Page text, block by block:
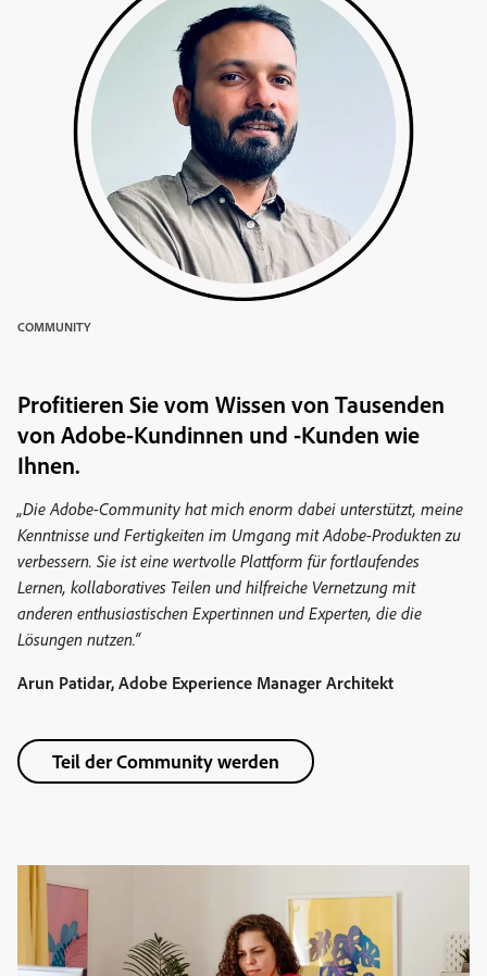
COMMUNITY
Profitieren Sie vom Wissen von Tausenden
von Adobe-Kundinnen und -Kunden wie
Ihnen.
„Die Adobe-Community hat mich enorm dabei unterstützt, meine
Kenntnisse und Fertigkeiten im Umgang mit Adobe-Produkten zu
verbessern. Sie ist eine wertvolle Plattform für fortlaufendes
Lernen, kollaboratives Teilen und hilfreiche Vernetzung mit
anderen enthusiastischen Expertinnen und Experten, die die
Lösungen nutzen.“
Arun Patidar, Adobe Experience Manager Architekt
Teil der Community werden